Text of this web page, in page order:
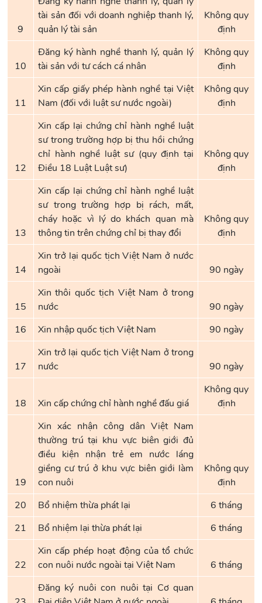
9
tài sản đối với doanh nghiệp thanh lý,
quản lý tài sản
Không quy
định
10
Đăng ký hành nghề thanh lý, quản lý
tài sản với tư cách cá nhân
Không quy
định
11
Xin cấp giấy phép hành nghề tại Việt
Nam (đối với luật sư nước ngoài)
Không quy
định
12
Xin cấp lại chứng chỉ hành nghề luật
sư trong trường hợp bị thu hồi chứng
chỉ hành nghề luật sư (quy định tại
Điều 18 Luật Luật sư)
Không quy
định
13
Xin cấp lại chứng chỉ hành nghề luật
sư trong trường hợp bị rách, mất,
cháy hoặc vì lý do khách quan mà
thông tin trên chứng chỉ bị thay đổi
Không quy
định
14
Xin trở lại quốc tịch Việt Nam ở nước
ngoài
90 ngày
15
Xin thôi quốc tịch Việt Nam ở trong
nước
90 ngày
16
Xin nhập quốc tịch Việt Nam 90 ngày
17
Xin trở lại quốc tịch Việt Nam ở trong
nước
90 ngày
18 Xin cấp chứng chỉ hành nghề đấu giá
Không quy
định
19
Xin xác nhận công dân Việt Nam
thường trú tại khu vực biên giới đủ
điều kiện nhận trẻ em nước láng
giềng cư trú ở khu vực biên giới làm
con nuôi
Không quy
định
20
Bổ nhiệm thừa phát lại
6 tháng
21
Bổ nhiệm lại thừa phát lại 6 tháng
22
Xin cấp phép hoạt động của tổ chức
con nuôi nước ngoài tại Việt Nam
6 tháng
Đăng ký nuôi con nuôi tại Cơ quan